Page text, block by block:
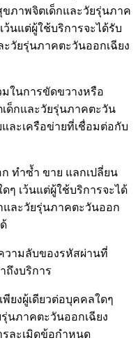
ภาพจิตเด็กและวัยรุ่นภาค
ว้นแต่ผู้ใช้บริการจะได้รับ
วัยรุ่นภาคตะวันออกเฉียง
ในการขัดขวางหรือ
ด็กและวัยรุ่นภาคตะวัน
ละเครือข่ายที่เชื่อมต่อกับ
ทำซ้ำ ขาย แลกเปลี่ยน
ๆ เว้นแต่ผู้ใช้บริการจะได้
ละวัยรุ่นภาคตะวันออก
วามลับของรหัสผ่านที่
ถึงบริการ
ยงผู้เดียวต่อบุคคลใดๆ
นภาคตะวันออกเฉียง
รละเมิดข้อกำหนด